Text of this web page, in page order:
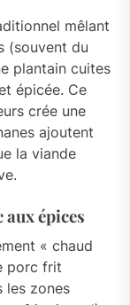
mêlant
(souvent du
plantain cuites
épicée. Ce
crée une
ajoutent
la viande
épices
« chaud
porc frit
les zones